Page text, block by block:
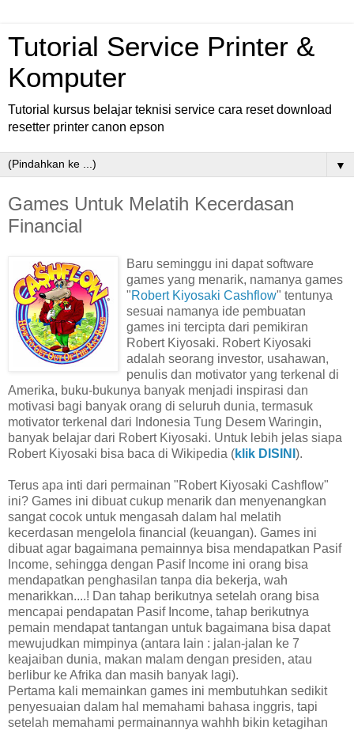
Tutorial Service Printer &
Komputer
Tutorial kursus belajar teknisi service cara reset download
resetter printer canon epson
▼
Games Untuk Melatih Kecerdasan
Financial
Baru seminggu ini dapat software
games yang menarik, namanya games
"Robert Kiyosaki Cashflow" tentunya
sesuai namanya ide pembuatan
games ini tercipta dari pemikiran
Robert Kiyosaki. Robert Kiyosaki
adalah seorang investor, usahawan,
penulis dan motivator yang terkenal di
Amerika, buku-bukunya banyak menjadi inspirasi dan
motivasi bagi banyak orang di seluruh dunia, termasuk
motivator terkenal dari Indonesia Tung Desem Waringin,
banyak belajar dari Robert Kiyosaki. Untuk lebih jelas siapa
Robert Kiyosaki bisa baca di Wikipedia (klik DISINI ).
Terus apa inti dari permainan "Robert Kiyosaki Cashflow"
ini? Games ini dibuat cukup menarik dan menyenangkan
sangat cocok untuk mengasah dalam hal melatih
kecerdasan mengelola financial (keuangan). Games ini
dibuat agar bagaimana pemainnya bisa mendapatkan Pasif
Income, sehingga dengan Pasif Income ini orang bisa
mendapatkan penghasilan tanpa dia bekerja, wah
menarikkan....! Dan tahap berikutnya setelah orang bisa
mencapai pendapatan Pasif Income, tahap berikutnya
pemain mendapat tantangan untuk bagaimana bisa dapat
mewujudkan mimpinya (antara lain : jalan-jalan ke 7
keajaiban dunia, makan malam dengan presiden, atau
berlibur ke Afrika dan masih banyak lagi).
Pertama kali memainkan games ini membutuhkan sedikit
penyesuaian dalam hal memahami bahasa inggris, tapi
setelah memahami permainannya wahhh bikin ketagihan